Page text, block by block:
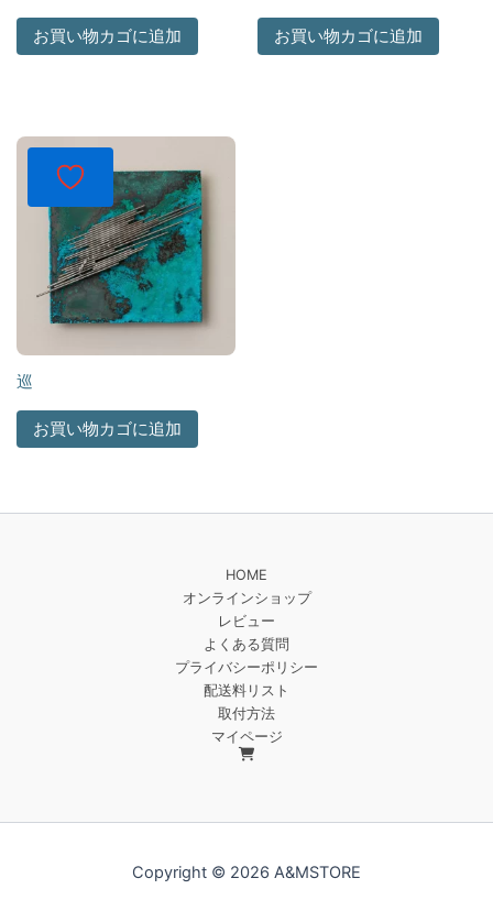
お買い物カゴに追加 お買い物カゴに追加
巡
お買い物カゴに追加
HOME
オンラインショップ
レビュー
よくある質問
プライバシーポリシー
配送料リスト
取付方法
マイページ
Copyright © 2026 A&MSTORE